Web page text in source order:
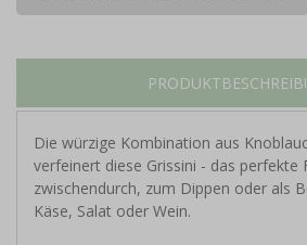
Die würzige Kombination aus
verfeinert diese Grissini - das perfekte
zwischendurch, zum Dippen oder als
Käse, Salat oder Wein.